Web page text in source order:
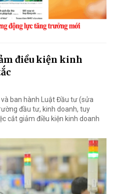
điều kiện kinh
ban hành Luật Đầu tư (sửa
đầu tư, kinh doanh, tuy
cắt giảm điều kiện kinh doanh